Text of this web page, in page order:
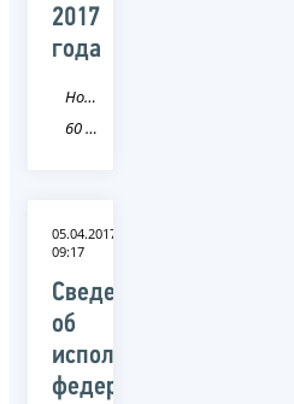
2017
года
Новость
60 Псковская область
05.04.2017
09:17
Сведения
об
исполнении
федерального